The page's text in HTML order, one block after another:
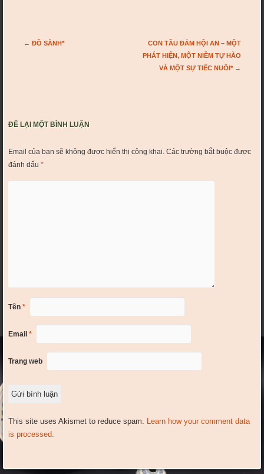
Post navigation
← ĐỒ SÀNH*
CON TẦU ĐẮM HỘI AN – MỘT
PHÁT HIỆN, MỘT NIỀM TỰ HÀO
VÀ MỘT SỰ TIẾC NUỐI* →
ĐỂ LẠI MỘT BÌNH LUẬN
Email của bạn sẽ không được hiển thị công khai. Các trường bắt buộc được
đánh dấu *
Tên *
Email *
Trang web
This site uses Akismet to reduce spam. Learn how your comment data
is processed.